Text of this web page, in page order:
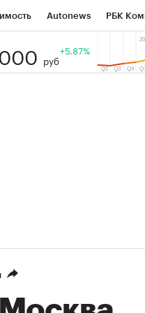
Autonews РБК
Тренды
руб
+5.87%